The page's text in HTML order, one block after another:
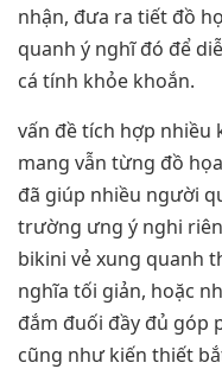
nhận, đưa ra tiết đồ
quanh ý nghĩ đó để
cá tính khỏe khoắn.
vấn đề tích hợp nhiều
mang vẫn từng đồ
đã giúp nhiều người
trường ưng ý nghi
bikini vẻ xung quanh
nghĩa tối giản, hoặc
đắm đuối đầy đủ góp
cũng như kiến thiết